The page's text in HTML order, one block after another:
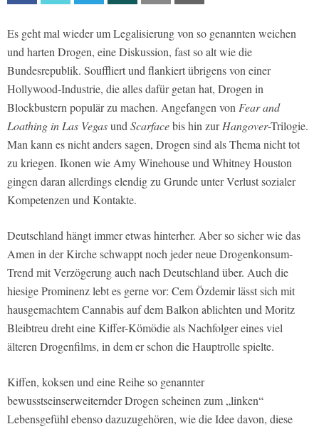
Es geht mal wieder um Legalisierung von so genannten weichen
und harten Drogen, eine Diskussion, fast so alt wie die
Bundesrepublik. Souffliert und flankiert übrigens von einer
Hollywood-Industrie, die alles dafür getan hat, Drogen in
Blockbustern populär zu machen. Angefangen von Fear and
Loathing in Las Vegasund Scarfacebis hin zurHangover-Trilogie.
Man kann es nicht anders sagen, Drogen sind als Thema nicht tot
zu kriegen. Ikonen wie Amy Winehouse und Whitney Houston
gingen daran allerdings elendig zu Grunde unter Verlust sozialer
Kompetenzen und Kontakte.
Deutschland hängt immer etwas hinterher. Aber so sicher wie das
Amen in der Kirche schwappt noch jeder neue Drogenkonsum-
Trend mit Verzögerung auch nach Deutschland über. Auch die
hiesige Prominenz lebt es gerne vor: Cem Özdemir lässt sich mit
hausgemachtem Cannabis auf dem Balkon ablichten und Moritz
Bleibtreu dreht eine Kiffer-Kömödie als Nachfolger eines viel
älteren Drogenfilms, in dem er schon die Hauptrolle spielte.
Kiffen, koksen und eine Reihe so genannter
bewusstseinserweiternder Drogen scheinen zum „linken“
Lebensgefühl ebenso dazuzugehören, wie die Idee davon, diese